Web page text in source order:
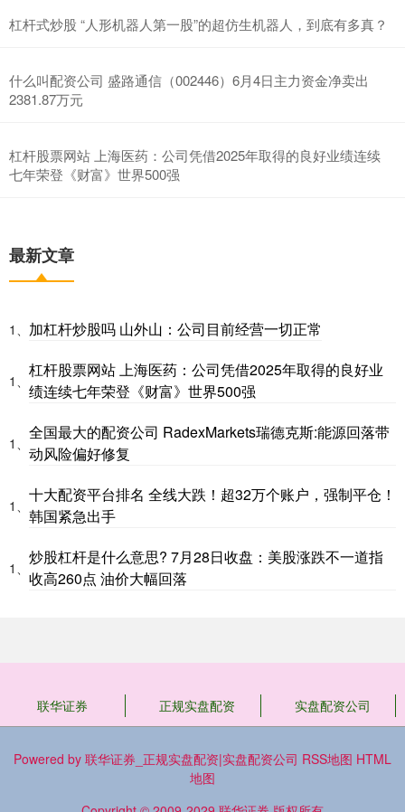
杠杆式炒股 “人形机器人第一股”的超仿生机器人，到底有多真？
什么叫配资公司 盛路通信（002446）6月4日主力资金净卖出
2381.87万元
杠杆股票网站 上海医药：公司凭借2025年取得的良好业绩连续
七年荣登《财富》世界500强
最新文章
1、 加杠杆炒股吗 山外山：公司目前经营一切正常
1、
杠杆股票网站 上海医药：公司凭借2025年取得的良好业
绩连续七年荣登《财富》世界500强
1、
全国最大的配资公司 RadexMarkets瑞德克斯:能源回落带
动风险偏好修复
1、
十大配资平台排名 全线大跌！超32万个账户，强制平仓！
韩国紧急出手
1、
炒股杠杆是什么意思? 7月28日收盘：美股涨跌不一道指
收高260点 油价大幅回落
联华证券 正规实盘配资 实盘配资公司
Powered by 联华证券_正规实盘配资|实盘配资公司 RSS地图 HTML
地图